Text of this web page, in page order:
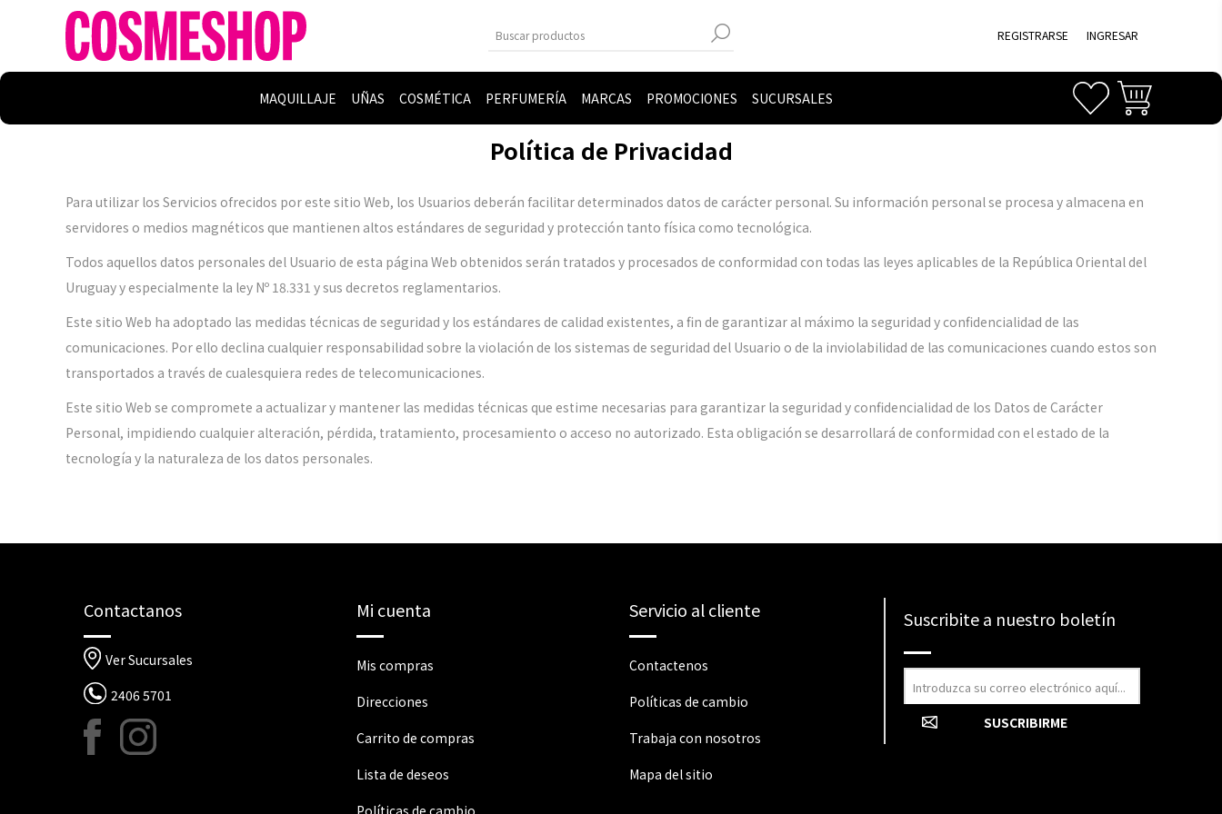
REGISTRARSE INGRESAR
MAQUILLAJE UÑAS COSMÉTICA PERFUMERÍA MARCAS PROMOCIONES SUCURSALES
Política de Privacidad
Para utilizar los Servicios ofrecidos por este sitio Web, los Usuarios deberán facilitar determinados datos de carácter personal. Su información personal se procesa y almacena en
servidores o medios magnéticos que mantienen altos estándares de seguridad y protección tanto física como tecnológica.
Todos aquellos datos personales del Usuario de esta página Web obtenidos serán tratados y procesados de conformidad con todas las leyes aplicables de la República Oriental del
Uruguay y especialmente la ley Nº 18.331 y sus decretos reglamentarios.
Este sitio Web ha adoptado las medidas técnicas de seguridad y los estándares de calidad existentes, a fin de garantizar al máximo la seguridad y confidencialidad de las
comunicaciones. Por ello declina cualquier responsabilidad sobre la violación de los sistemas de seguridad del Usuario o de la inviolabilidad de las comunicaciones cuando estos son
transportados a través de cualesquiera redes de telecomunicaciones.
Este sitio Web se compromete a actualizar y mantener las medidas técnicas que estime necesarias para garantizar la seguridad y confidencialidad de los Datos de Carácter
Personal, impidiendo cualquier alteración, pérdida, tratamiento, procesamiento o acceso no autorizado. Esta obligación se desarrollará de conformidad con el estado de la
tecnología y la naturaleza de los datos personales.
Contactanos
Ver Sucursales
2406 5701
Mi cuenta
Mis compras
Direcciones
Carrito de compras
Lista de deseos
Políticas de cambio
Servicio al cliente
Contactenos
Políticas de cambio
Trabaja con nosotros
Mapa del sitio
Suscribite a nuestro boletín